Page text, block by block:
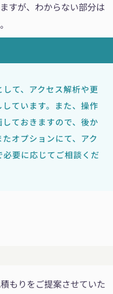
すが、わからない部分は
て、アクセス解析や更
ています。また、操作
ておきますので、後か
オプションにて、アク
要に応じてご相談くだ
もりをご提案させていた